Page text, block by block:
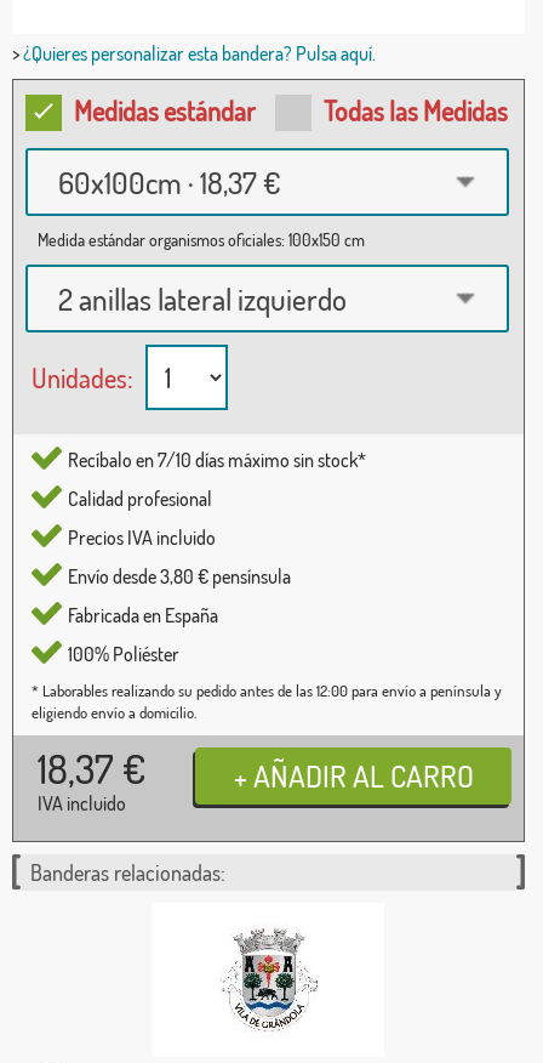
>¿Quieres personalizar esta bandera? Pulsa aquí.
Medidas estándar Todas las Medidas
60x100cm · 18,37 €
Medida estándar organismos oficiales: 100x150 cm
2 anillas lateral izquierdo
Unidades:
Recíbalo en 7/10 días máximo sin stock*
Calidad profesional
Precios IVA incluido
Envío desde 3,80 € pensínsula
Fabricada en España
100% Poliéster
* Laborables realizando su pedido antes de las 12:00 para envío a península y
eligiendo envío a domicilio.
18,37 €
IVA incluido
Banderas relacionadas: